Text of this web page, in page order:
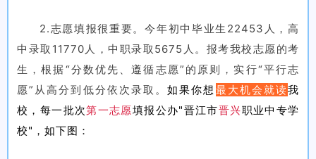
2.志愿填报很重要。今年初中毕业生22453人，高
中录取11770人，中职录取5675人。报考我校志愿的考
生，根据“分数优先、遵循志愿”的原则，实行“平行志
愿”从高分到低分依次录取。如果你想 最大机会就读我
校 ，每一批次第一志愿填报公办"晋江市晋兴职业中专学
校"，如下图：